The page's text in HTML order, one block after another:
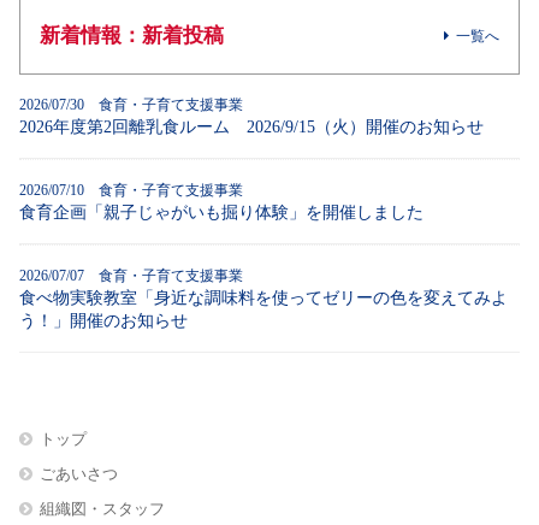
新着情報：新着投稿 一覧へ
2026/07/30 食育・子育て支援事業
2026年度第2回離乳食ルーム 2026/9/15（火）開催のお知らせ
2026/07/10 食育・子育て支援事業
食育企画「親子じゃがいも掘り体験」を開催しました
2026/07/07 食育・子育て支援事業
食べ物実験教室「身近な調味料を使ってゼリーの色を変えてみよ
う！」開催のお知らせ
トップ
ごあいさつ
組織図・スタッフ